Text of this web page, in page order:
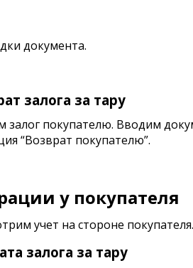
документа.
залога за тару
залог покупателю. Вводим
“Возврат покупателю”.
у покупателя
учет на стороне покупателя.
залога за тару